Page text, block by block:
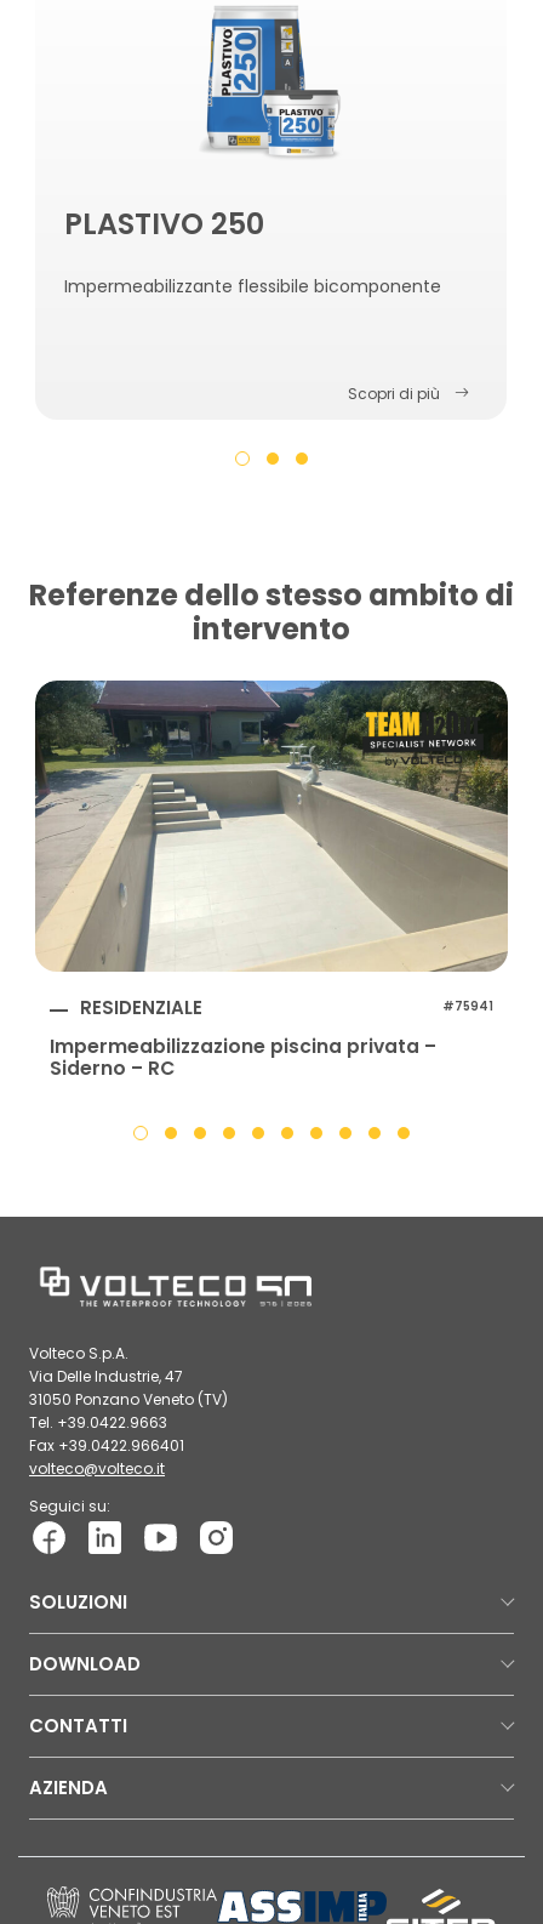
PLASTIVO 250
Impermeabilizzante flessibile bicomponente
Scopri di più
Referenze dello stesso ambito di
intervento
RESIDENZIALE #75941
Impermeabilizzazione piscina privata –
Siderno – RC
Volteco S.p.A.
Via Delle Industrie, 47
31050 Ponzano Veneto (TV)
Tel. +39.0422.9663
Fax +39.0422.966401
volteco@volteco.it
Seguici su:
SOLUZIONI
DOWNLOAD
CONTATTI
AZIENDA